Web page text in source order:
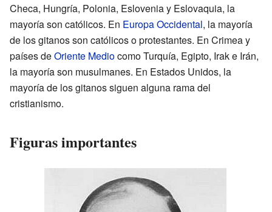
Checa, Hungría, Polonia, Eslovenia y Eslovaquia, la
mayoría son católicos. En Europa Occidental, la mayoría
de los gitanos son católicos o protestantes. En Crimea y
países deOriente Mediocomo Turquía, Egipto, Irak e Irán,
la mayoría son musulmanes. En Estados Unidos, la
mayoría de los gitanos siguen alguna rama del
cristianismo.
Figuras importantes